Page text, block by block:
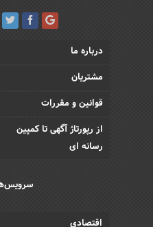
درباره ما
مشتریان
قوانین و مقررات
از رپورتاژ آگهی تا کمپین
رسانه ای
اقتصادی